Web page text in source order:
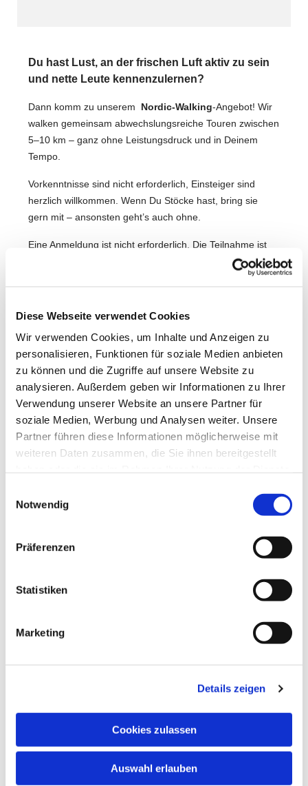
Diese Webseite verwendet Cookies
Wir verwenden Cookies, um Inhalte und Anzeigen zu
personalisieren, Funktionen für soziale Medien anbieten
zu können und die Zugriffe auf unsere Website zu
analysieren. Außerdem geben wir Informationen zu Ihrer
Verwendung unserer Website an unsere Partner für
soziale Medien, Werbung und Analysen weiter. Unsere
Partner führen diese Informationen möglicherweise mit
weiteren Daten zusammen, die Sie ihnen bereitgestellt
Notwendig
Präferenzen
Statistiken
Marketing
Details zeigen
Cookies zulassen
Auswahl erlauben
Du hast Lust, an der frischen Luft aktiv zu sein
und nette Leute kennenzulernen?
Dann komm zu unserem Nordic-Walking-Angebot! Wir
walken gemeinsam abwechslungsreiche Touren zwischen
5–10 km – ganz ohne Leistungsdruck und in Deinem
Tempo.
Vorkenntnisse sind nicht erforderlich, Einsteiger sind
herzlich willkommen. Wenn Du Stöcke hast, bring sie
gern mit – ansonsten geht’s auch ohne.
Eine Anmeldung ist nicht erforderlich. Die Teilnahme ist
Weitere Infos bei Friedhelm Waterkamp unter 0178 - 97
Wir freuen uns auf Dich!
Dies könnte Sie auch
interessieren